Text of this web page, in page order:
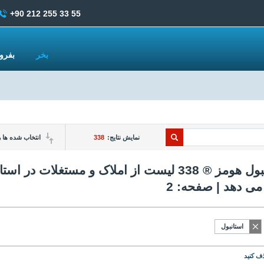
نمایش نتایج: 338 انتخاب شده ها
استانبول هومز ® 338 لیست از املاک و
می دهد | صفحه: 2
استانبول
کنید
+90 212 255 33 55
بخر